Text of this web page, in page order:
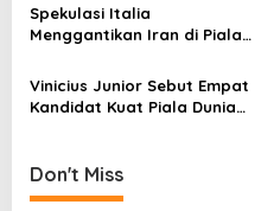
t
o
Spekulasi Italia
Menggantikan Iran di Piala
Vinicius Junior Sebut Empat
Kandidat Kuat Piala Dunia
Don't Miss